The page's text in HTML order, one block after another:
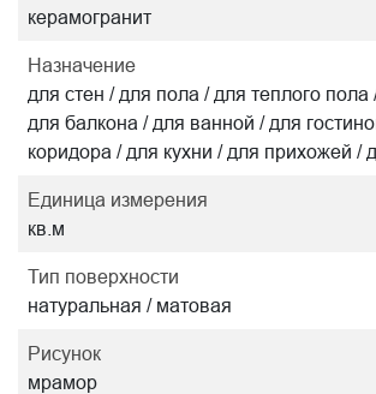
керамогранит
Назначение
для стен / для пола / для теплого
для балкона / для ванной / для
коридора / для кухни / для прихожей /
Единица измерения
кв.м
Тип поверхности
натуральная / матовая
Рисунок
мрамор